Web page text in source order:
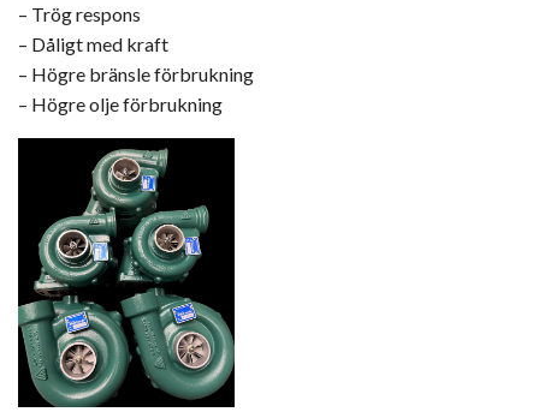
– Trög respons
– Dåligt med kraft
– Högre bränsle förbrukning
– Högre olje förbrukning